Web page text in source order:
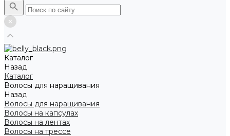
Каталог
Назад
Каталог
Волосы для наращивания
Назад
Волосы для наращивания
Волосы на капсулах
Волосы на лентах
Волосы на трессе